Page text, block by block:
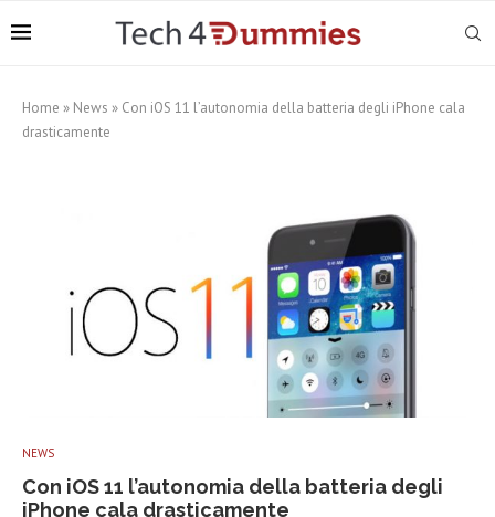
Home » News » Con iOS 11 l’autonomia della batteria degli iPhone cala
drasticamente
NEWS
Con iOS 11 l’autonomia della batteria degli
iPhone cala drasticamente